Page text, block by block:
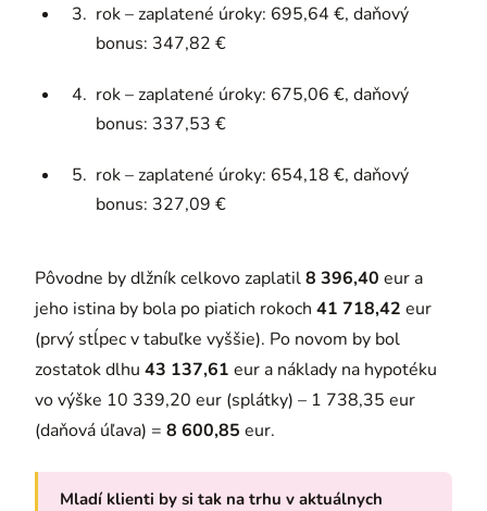
rok – zaplatené úroky: 695,64 €, daňový
bonus: 347,82 €
rok – zaplatené úroky: 675,06 €, daňový
bonus: 337,53 €
rok – zaplatené úroky: 654,18 €, daňový
bonus: 327,09 €
Pôvodne by dlžník celkovo zaplatil8 396,40 eur a
jeho istina by bola po piatich rokoch 41 718,42 eur
(prvý stĺpec v tabuľke vyššie). Po novom by bol
zostatok dlhu 43 137,61 eur a náklady na hypotéku
vo výške 10 339,20 eur (splátky) – 1 738,35 eur
(daňová úľava) = 8 600,85 eur.
Mladí klienti by si tak na trhu v aktuálnych